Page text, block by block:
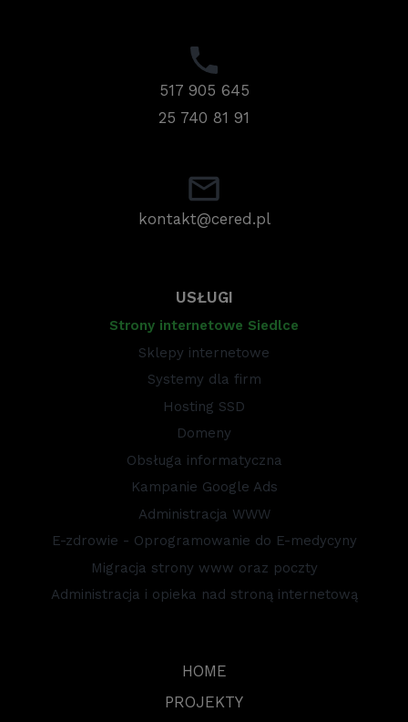
517 905 645
25 740 81 91
kontakt@cered.pl
USŁUGI
Strony internetowe Siedlce
Sklepy internetowe
Systemy dla firm
Hosting SSD
Domeny
Obsługa informatyczna
Kampanie Google Ads
Administracja WWW
E-zdrowie - Oprogramowanie do E-medycyny
Migracja strony www oraz poczty
Administracja i opieka nad stroną internetową
HOME
PROJEKTY